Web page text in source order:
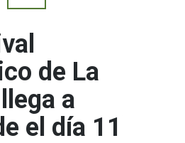
de La
a
el día 11